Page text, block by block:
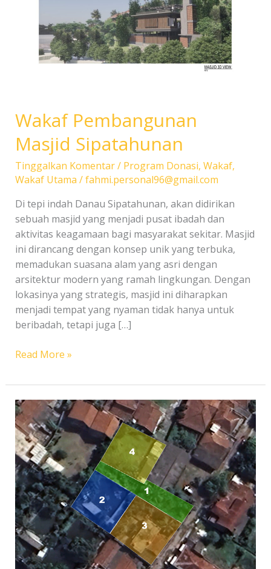
Wakaf Pembangunan
Masjid Sipatahunan
Tinggalkan Komentar/ Program Donasi, Wakaf,
Wakaf Utama /fahmi.personal96@gmail.com
Di tepi indah Danau Sipatahunan, akan didirikan
sebuah masjid yang menjadi pusat ibadah dan
aktivitas keagamaan bagi masyarakat sekitar. Masjid
ini dirancang dengan konsep unik yang terbuka,
memadukan suasana alam yang asri dengan
arsitektur modern yang ramah lingkungan. Dengan
lokasinya yang strategis, masjid ini diharapkan
menjadi tempat yang nyaman tidak hanya untuk
beribadah, tetapi juga […]
Wakaf
Masjid
Sipatahunan
Read More »